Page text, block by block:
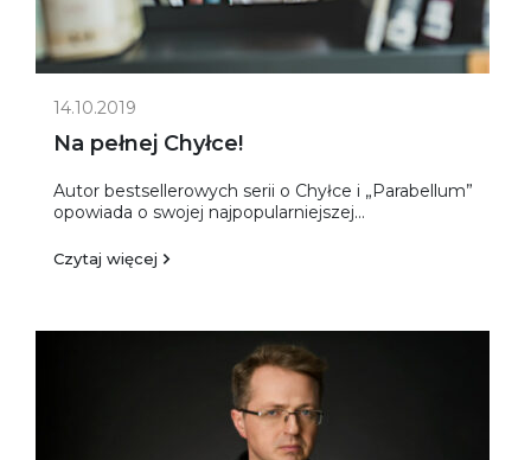
14.10.2019
Na pełnej Chyłce!
Autor bestsellerowych serii o Chyłce i „Parabellum”
opowiada o swojej najpopularniejszej...
Czytaj więcej